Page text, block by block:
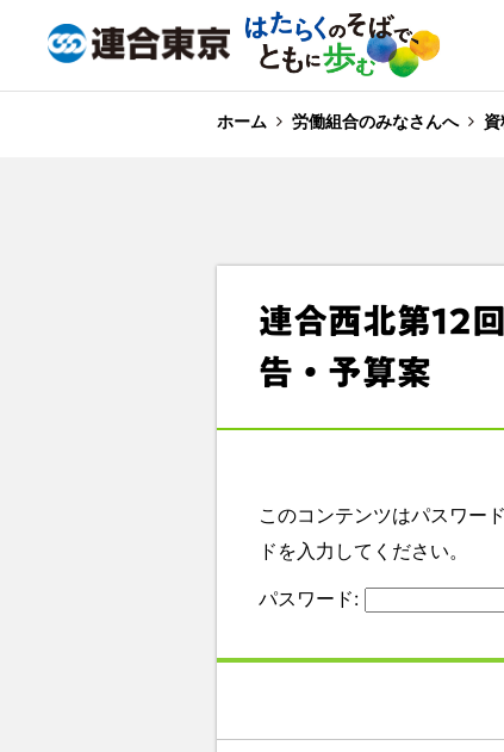
ホーム 労働組合のみなさんへ
連合西北第12
告・予算案
このコンテンツはパスワー
ドを入力してください。
パスワード: